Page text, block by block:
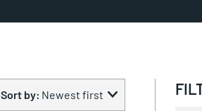
Sort by: Newest first